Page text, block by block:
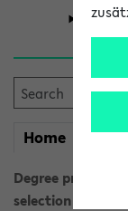
Home my
Degree programme
selection